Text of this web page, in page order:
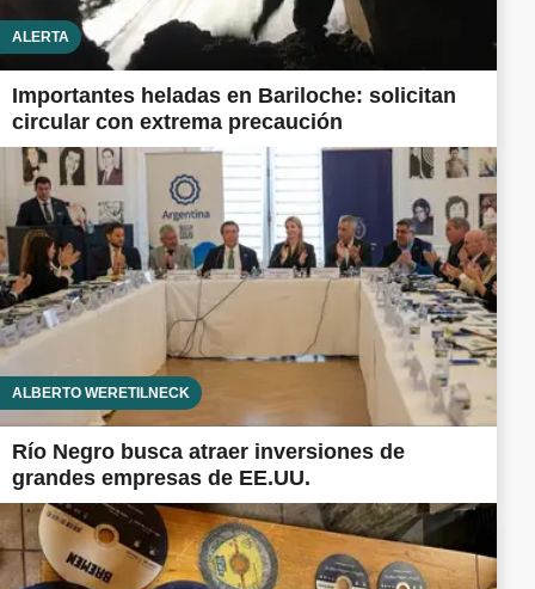
ALERTA
Importantes heladas en Bariloche: solicitan
circular con extrema precaución
ALBERTO WERETILNECK
Río Negro busca atraer inversiones de
grandes empresas de EE.UU.